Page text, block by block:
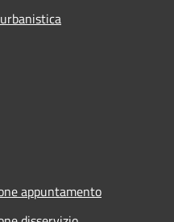
appuntamento